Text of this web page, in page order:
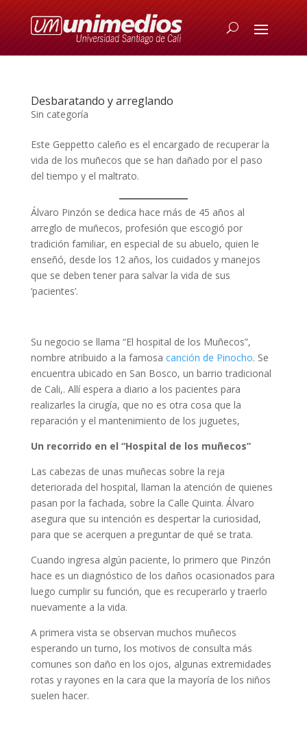
Desbaratando y arreglando
Sin categoría
Este Geppetto caleño es el encargado de recuperar la
vida de los muñecos que se han dañado por el paso
del tiempo y el maltrato.
Álvaro Pinzón se dedica hace más de 45 años al
arreglo de muñecos, profesión que escogió por
tradición familiar, en especial de su abuelo, quien le
enseñó, desde los 12 años, los cuidados y manejos
que se deben tener para salvar la vida de sus
‘pacientes’.
Su negocio se llama “El hospital de los Muñecos”,
nombre atribuido a la famosa canción de Pinocho. Se
encuentra ubicado en San Bosco, un barrio tradicional
de Cali,. Allí espera a diario a los pacientes para
realizarles la cirugía, que no es otra cosa que la
reparación y el mantenimiento de los juguetes,
Un recorrido en el “Hospital de los muñecos”
Las cabezas de unas muñecas sobre la reja
deteriorada del hospital, llaman la atención de quienes
pasan por la fachada, sobre la Calle Quinta. Álvaro
asegura que su intención es despertar la curiosidad,
para que se acerquen a preguntar de qué se trata.
Cuando ingresa algún paciente, lo primero que Pinzón
hace es un diagnóstico de los daños ocasionados para
luego cumplir su función, que es recuperarlo y traerlo
nuevamente a la vida.
A primera vista se observan muchos muñecos
esperando un turno, los motivos de consulta más
comunes son daño en los ojos, algunas extremidades
rotas y rayones en la cara que la mayoría de los niños
suelen hacer.